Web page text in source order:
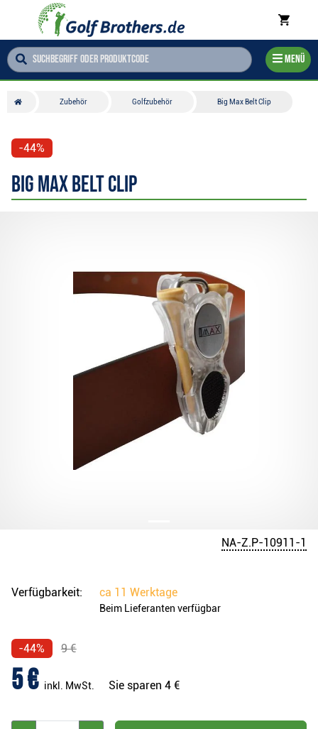
Menü
Zubehör Golfzubehör Big Max Belt Clip
-44%
Big Max Belt Clip
NA-Z.P-10911-1
Verfügbarkeit: ca 11 Werktage
Beim Lieferanten verfügbar
-44% 9 €
5 € inkl. MwSt. Sie sparen 4 €